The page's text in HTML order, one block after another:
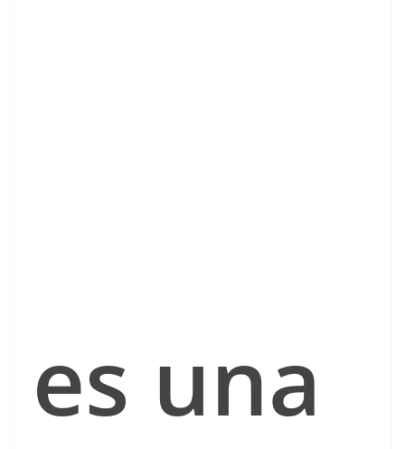
es una